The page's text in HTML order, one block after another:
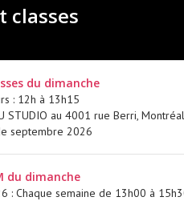
classes
du dimanche
: 12h à 13h15
STUDIO au 4001 rue Berri, Montréal
septembre 2026
du dimanche
: Chaque semaine de 13h00 à